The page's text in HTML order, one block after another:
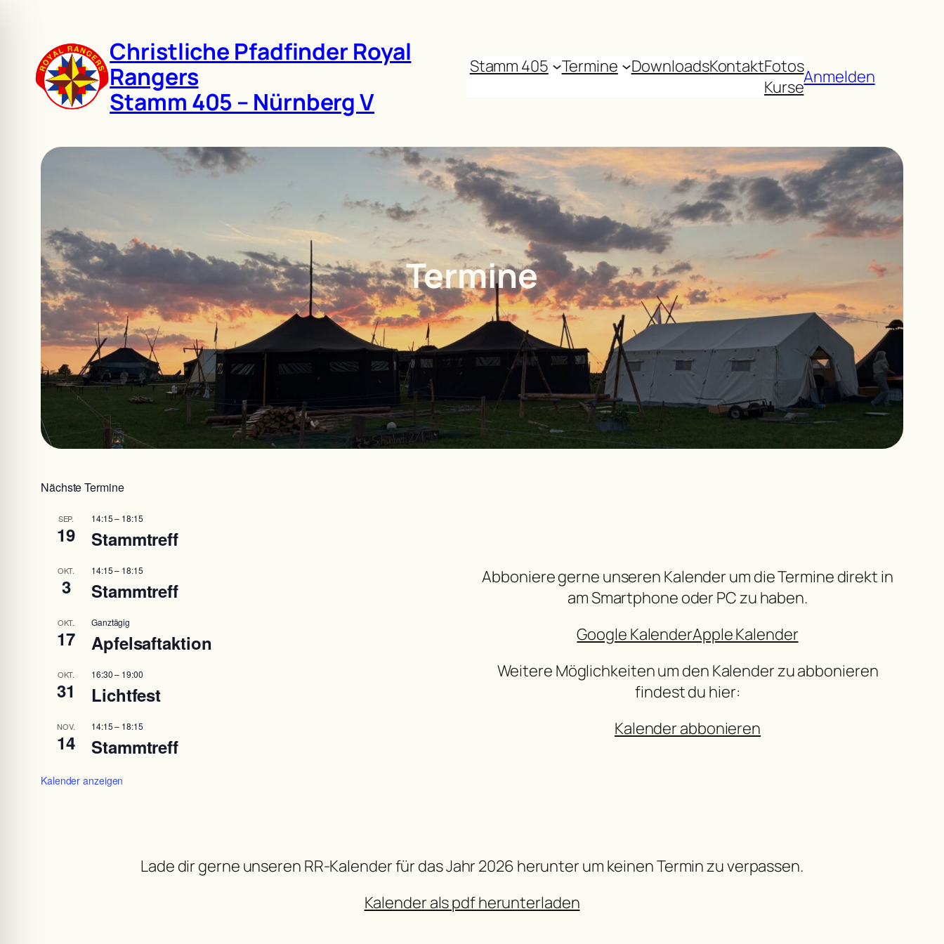
springen
Christliche Pfadfinder Royal
Rangers
Stamm 405 – Nürnberg V
Stamm 405 Termine DownloadsKontaktFotos
KurseAnmelden
Termine
Nächste Termine
SEP.
19
14:15– 18:15
Stammtreff
OKT.
3
14:15– 18:15
Stammtreff
OKT.
17
Ganztägig
Apfelsaftaktion
OKT.
31
16:30– 19:00
Lichtfest
NOV.
14
14:15– 18:15
Stammtreff
Kalender anzeigen
Abboniere gerne unseren Kalender um die Termine direkt in
am Smartphone oder PC zu haben.
Google KalenderApple Kalender
Weitere Möglichkeiten um den Kalender zu abbonieren
findest du hier:
Kalender abbonieren
Lade dir gerne unseren RR-Kalender für das Jahr 2026 herunter um keinen Termin zu verpassen.
Kalender als pdf herunterladen